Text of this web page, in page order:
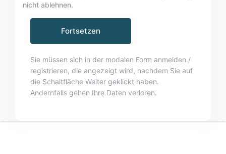
nicht ablehnen.
Sie müssen sich in der modalen Form anmelden /
registrieren, die angezeigt wird, nachdem Sie auf
die Schaltfläche Weiter geklickt haben.
Andernfalls gehen Ihre Daten verloren.